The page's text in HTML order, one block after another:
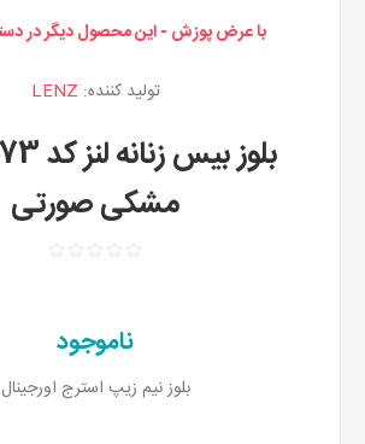
با عرض پوزش - این محصول دیگر در
تولید کننده: LENZ
مشکی صورتی
ناموجود
بلوز نیم زیپ استرج اورجینال